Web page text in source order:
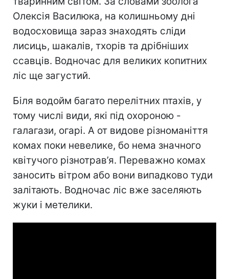
Олексія Василюка, на колишньому дні
водосховища зараз знаходять сліди
лисиць, шакалів, тхорів та дрібніших
ссавців. Водночас для великих копитних
ліс ще загустий.
Біля водойм багато перелітних птахів, у
тому числі види, які під охороною -
галагази, огарі. А от видове різноманіття
комах поки невелике, бо нема значного
квітучого різнотрав’я. Переважно комах
заносить вітром або вони випадково туди
залітають. Водночас ліс вже заселяють
жуки і метелики.